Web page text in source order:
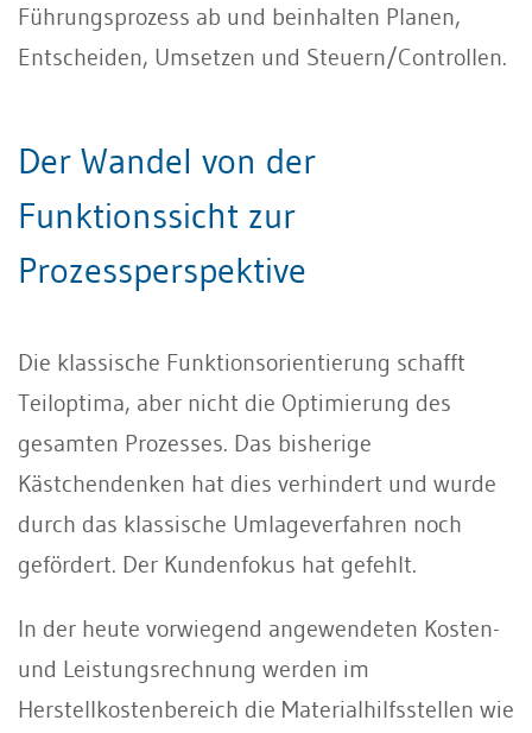
Führungsprozess ab und beinhalten Planen,
Entscheiden, Umsetzen und Steuern/Controllen.
Der Wandel von der
Funktionssicht zur
Prozessperspektive
Die klassische Funktionsorientierung schafft
Teiloptima, aber nicht die Optimierung des
gesamten Prozesses. Das bisherige
Kästchendenken hat dies verhindert und wurde
durch das klassische Umlageverfahren noch
gefördert. Der Kundenfokus hat gefehlt.
In der heute vorwiegend angewendeten Kosten-
und Leistungsrechnung werden im
Herstellkostenbereich die Materialhilfsstellen wie